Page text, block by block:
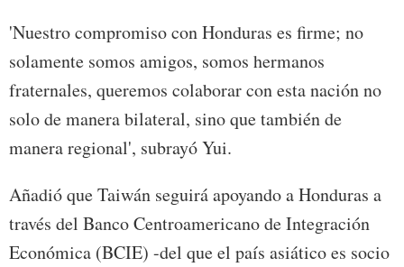
'Nuestro compromiso con Honduras es firme; no
solamente somos amigos, somos hermanos
fraternales, queremos colaborar con esta nación no
solo de manera bilateral, sino que también de
manera regional', subrayó Yui.
Añadió que Taiwán seguirá apoyando a Honduras a
través del Banco Centroamericano de Integración
Económica (BCIE) -del que el país asiático es socio